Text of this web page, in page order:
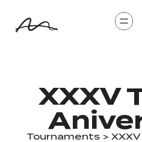
XXXV
Tournaments>